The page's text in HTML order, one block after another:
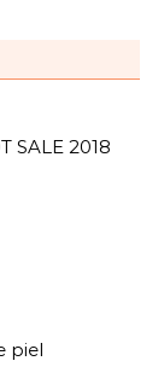
SALE 2018
piel